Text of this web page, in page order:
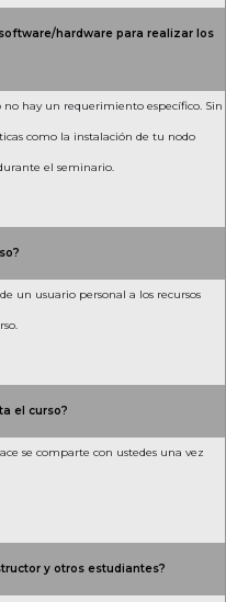
hardware para realizar los
hay un requerimiento específico. Sin
como la instalación de tu nodo
el seminario.
un usuario personal a los recursos
el curso?
se comparte con ustedes una vez
y otros estudiantes?